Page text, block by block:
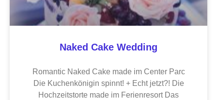
Naked Cake Wedding
Romantic Naked Cake made im Center Parc
Die Kuchenkönigin spinnt! + Echt jetzt?! Die
Hochzeitstorte made im Ferienresort Das